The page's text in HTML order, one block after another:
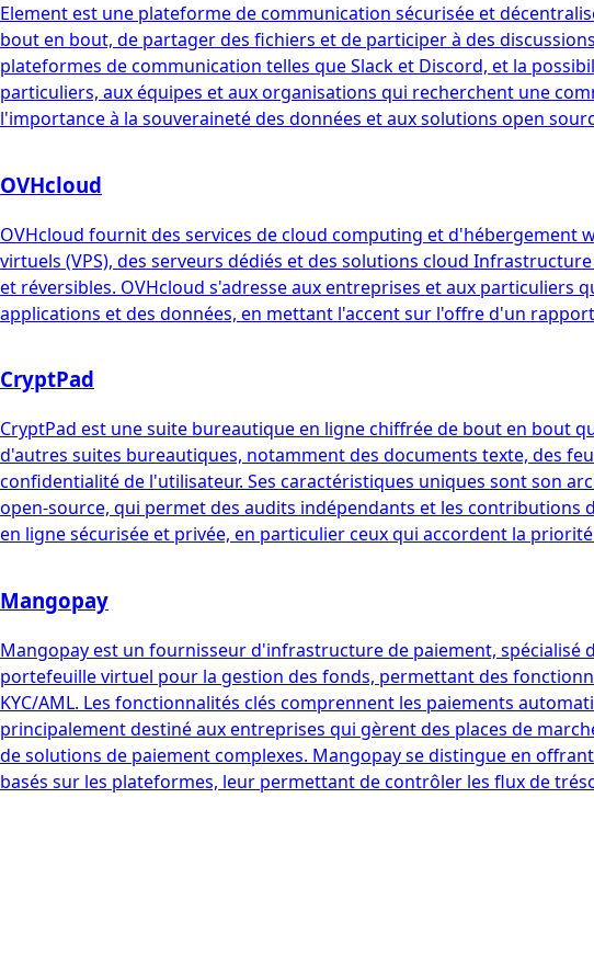
Element est une plateforme de communication sécurisée et
bout en bout, de partager des fichiers et de participer à des
plateformes de communication telles que Slack et Discord, et la
particuliers, aux équipes et aux organisations qui recherchent une
l'importance à la souveraineté des données et aux solutions open
OVHcloud
OVHcloud fournit des services de cloud computing et d'hébergement
virtuels (VPS), des serveurs dédiés et des solutions cloud
et réversibles. OVHcloud s'adresse aux entreprises et aux
applications et des données, en mettant l'accent sur l'offre d'un
CryptPad
CryptPad est une suite bureautique en ligne chiffrée de bout en bout
d'autres suites bureautiques, notamment des documents texte, des
confidentialité de l'utilisateur. Ses caractéristiques uniques sont son
open-source, qui permet des audits indépendants et les contributions
en ligne sécurisée et privée, en particulier ceux qui accordent la
Mangopay
Mangopay est un fournisseur d'infrastructure de paiement, spécialisé
portefeuille virtuel pour la gestion des fonds, permettant des
KYC/AML. Les fonctionnalités clés comprennent les paiements
principalement destiné aux entreprises qui gèrent des places de
de solutions de paiement complexes. Mangopay se distingue en
basés sur les plateformes, leur permettant de contrôler les flux de